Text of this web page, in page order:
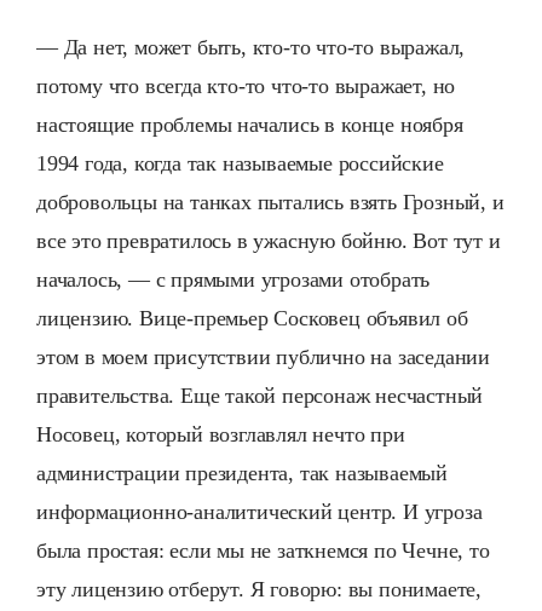
— Да нет, может быть, кто-то что-то выражал,
потому что всегда кто-то что-то выражает, но
настоящие проблемы начались в конце ноября
1994 года, когда так называемые российские
добровольцы на танках пытались взять Грозный, и
все это превратилось в ужасную бойню. Вот тут и
началось, — с прямыми угрозами отобрать
лицензию. Вице-премьер Сосковец объявил об
этом в моем присутствии публично на заседании
правительства. Еще такой персонаж несчастный
Носовец, который возглавлял нечто при
администрации президента, так называемый
информационно-аналитический центр. И угроза
была простая: если мы не заткнемся по Чечне, то
эту лицензию отберут. Я говорю: вы понимаете,